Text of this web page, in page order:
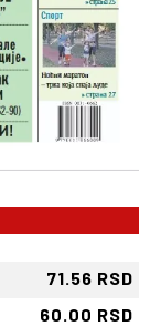
71.56 RSD
60.00 RSD